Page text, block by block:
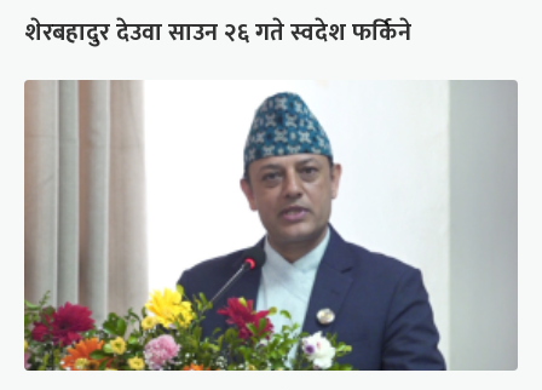
शेरबहादुर देउवा साउन २६ गते स्वदेश फर्किने